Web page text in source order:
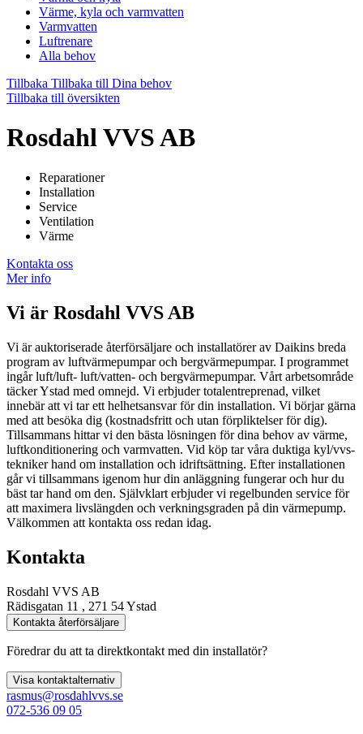
Värme, kyla och varmvatten
Varmvatten
Luftrenare
Alla behov
Tillbaka Tillbaka till Dina behov
Tillbaka till översikten
Rosdahl VVS AB
Reparationer
Installation
Service
Ventilation
Värme
Kontakta oss
Mer info
Vi är Rosdahl VVS AB
Vi är auktoriserade återförsäljare och installatörer av Daikins breda
program av luftvärmepumpar och bergvärmepumpar. I programmet
ingår luft/luft- luft/vatten- och bergvärmepumpar. Vårt arbetsområde
täcker Ystad med omnejd. Vi erbjuder totalentreprenad, vilket
innebär att vi tar ett helhetsansvar för din installation. Vi börjar gärna
med att besöka dig (kostnadsfritt och utan förpliktelser för dig).
Tillsammans hittar vi den bästa lösningen för dina behov av värme,
luftkonditionering och varmvatten. Vid köp tar våra duktiga kyl/vvs-
tekniker hand om installation och idriftsättning. Efter installationen
går vi tillsammans igenom hur din anläggning fungerar och hur du
bäst tar hand om den. Självklart erbjuder vi regelbunden service för
att maximera livslängden och verkningsgraden på din värmepump.
Välkommen att kontakta oss redan idag.
Kontakta
Rosdahl VVS AB
Rädisgatan 11 , 271 54 Ystad
Kontakta återförsäljare
Föredrar du att ta direktkontakt med din installatör?
Visa kontaktalternativ
rasmus@rosdahlvvs.se
072-536 09 05